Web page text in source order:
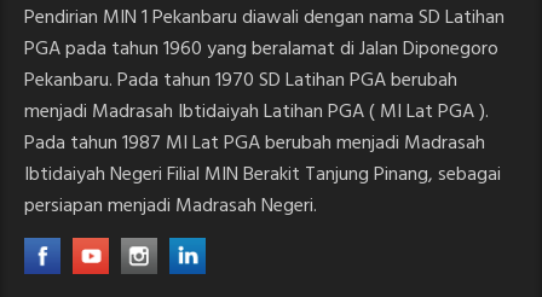
Pendirian MIN 1 Pekanbaru diawali dengan nama SD Latihan
PGA pada tahun 1960 yang beralamat di Jalan Diponegoro
Pekanbaru. Pada tahun 1970 SD Latihan PGA berubah
menjadi Madrasah Ibtidaiyah Latihan PGA ( MI Lat PGA ).
Pada tahun 1987 MI Lat PGA berubah menjadi Madrasah
Ibtidaiyah Negeri Filial MIN Berakit Tanjung Pinang, sebagai
persiapan menjadi Madrasah Negeri.